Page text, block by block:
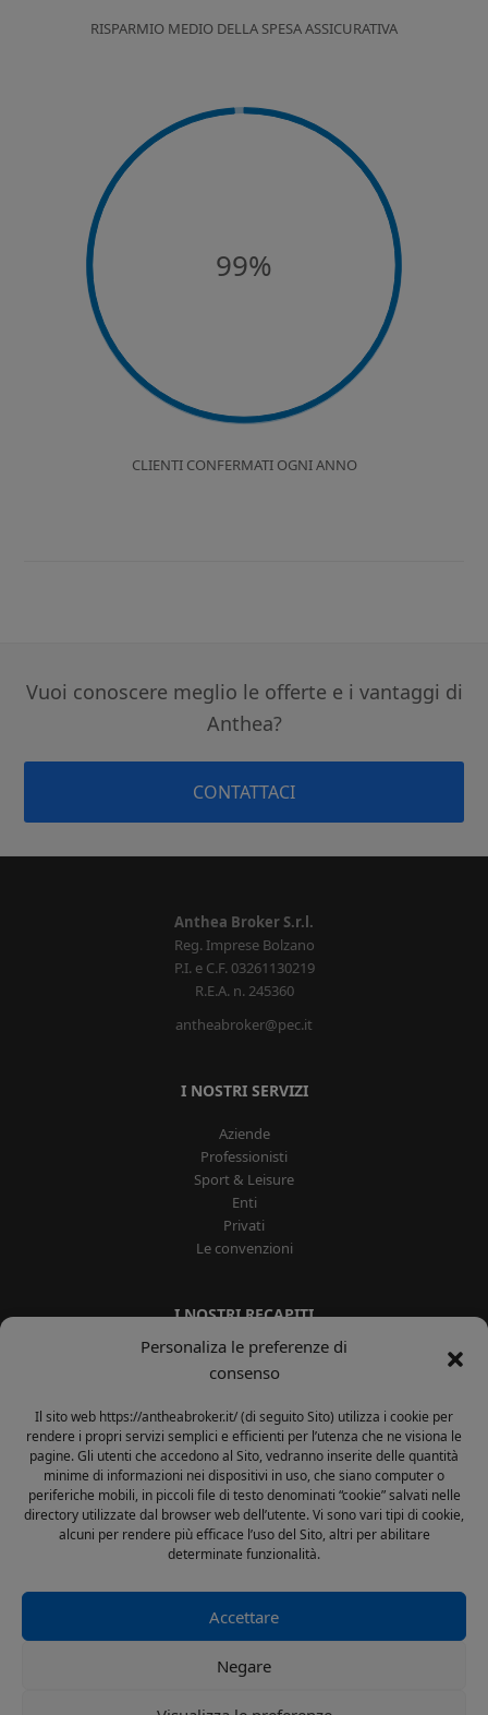
Personaliza le preferenze di
consenso
Il sito web https://antheabroker.it/ (di seguito Sito) utilizza i cookie per
rendere i propri servizi semplici e efficienti per l’utenza che ne visiona le
pagine. Gli utenti che accedono al Sito, vedranno inserite delle quantità
minime di informazioni nei dispositivi in uso, che siano computer o
periferiche mobili, in piccoli file di testo denominati “cookie” salvati nelle
directory utilizzate dal browser web dell’utente. Vi sono vari tipi di cookie,
alcuni per rendere più efficace l’uso del Sito, altri per abilitare
determinate funzionalità.
Accettare
Negare
RISPARMIO MEDIO DELLA SPESA ASSICURATIVA
99%
CLIENTI CONFERMATI OGNI ANNO
Vuoi conoscere meglio le offerte e i vantaggi di
Anthea?
CONTATTACI
Anthea Broker S.r.l.
Reg. Imprese Bolzano
P.I. e C.F. 03261130219
R.E.A. n. 245360
antheabroker@pec.it
I NOSTRI SERVIZI
Aziende
Professionisti
Sport & Leisure
Enti
Privati
Le convenzioni
I NOSTRI RECAPITI
02 33502281
0444 525940
antheabroker@pec.it
Gestione Reclami
SEGUICI SUI SOCIAL NETWORK
Facebook
AREA RISERVATA SPORT
Vai alla pagina >